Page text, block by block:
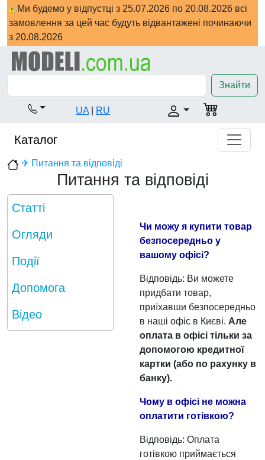
Ми будемо у відпустці з 25.07.2026 по 20.08.2026 всі
замовлення за цей час будуть відвантажені починаючи
з 20.08.2026
Знайти
UA RU
Каталог
✈ Питання та відповіді
Питання та відповіді
Статті
Огляди
Події
Допомога
Відео
Чи можу я купити товар
безпосередньо у
вашому офісі?
Відповідь: Ви можете
придбати товар,
приїхавши безпосередньо
в наші офіс в Києві. Але
оплата в офісі тільки за
допомогою кредитної
картки (або по рахунку в
банку).
Чому в офісі не можна
оплатити готівкою?
Відповідь: Оплата
готівкою приймається